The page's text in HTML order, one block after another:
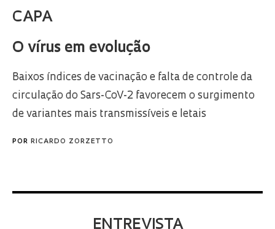
CAPA
O vírus em evolução
Baixos índices de vacinação e falta de controle da
circulação do Sars-CoV-2 favorecem o surgimento
de variantes mais transmissíveis e letais
POR RICARDO ZORZETTO
ENTREVISTA